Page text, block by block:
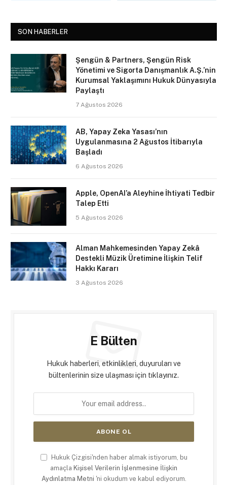
SON HABERLER
Şengün & Partners, Şengün Risk
Yönetimi ve Sigorta Danışmanlık A.Ş.’nin
Kurumsal Yaklaşımını Hukuk Dünyasıyla
Paylaştı
7 Ağustos 2026
AB, Yapay Zeka Yasası’nın
Uygulanmasına 2 Ağustos İtibarıyla
Başladı
6 Ağustos 2026
Apple, OpenAI’a Aleyhine İhtiyati Tedbir
Talep Etti
5 Ağustos 2026
Alman Mahkemesinden Yapay Zekâ
Destekli Müzik Üretimine İlişkin Telif
Hakkı Kararı
3 Ağustos 2026
E Bülten
Hukuk haberleri, etkinlikleri, duyuruları ve
bültenlerinin size ulaşması için tıklayınız.
Hukuk Çizgisi'nden haber almak istiyorum, bu
amaçla Kişisel Verilerin İşlenmesine İlişkin
Aydınlatma Metni 'ni okudum ve kabul ediyorum.